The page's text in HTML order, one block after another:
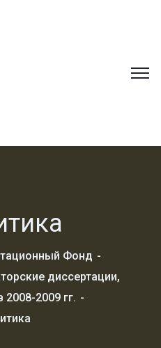
Фонд
диссертации,
2009 гг.